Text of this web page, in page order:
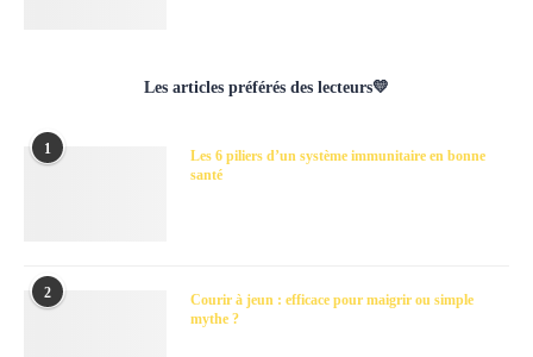
Les articles préférés des lecteurs💛
1
Les 6 piliers d’un système immunitaire en bonne
santé
2
Courir à jeun : efficace pour maigrir ou simple
mythe ?